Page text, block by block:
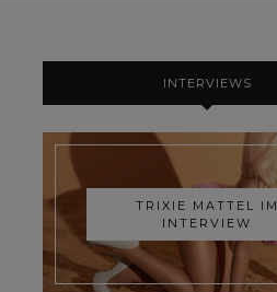
INTERVIEWS
TRIXIE MATTEL IM
INTERVIEW